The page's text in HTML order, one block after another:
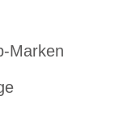
Marken